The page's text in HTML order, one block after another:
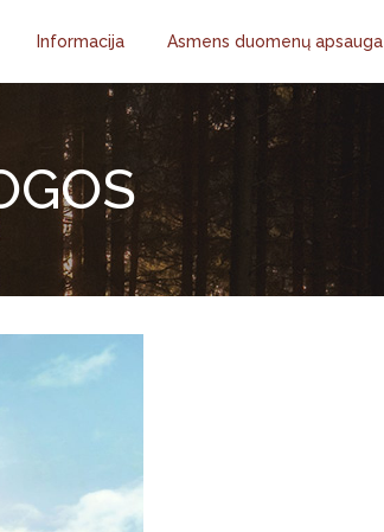
Informacija Asmens duomenų apsauga